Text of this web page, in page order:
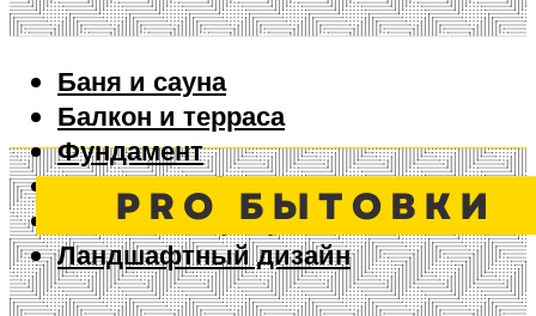
Баня и сауна
Балкон и терраса
Фундамент
Ворота и забор
Дизайн интерьера
Ландшафтный дизайн